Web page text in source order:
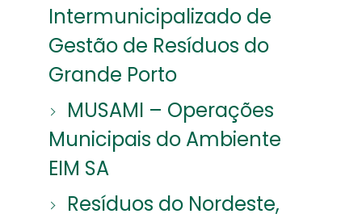
Intermunicipalizado de
Gestão de Resíduos do
Grande Porto
MUSAMI – Operações
Municipais do Ambiente
EIM SA
Resíduos do Nordeste,